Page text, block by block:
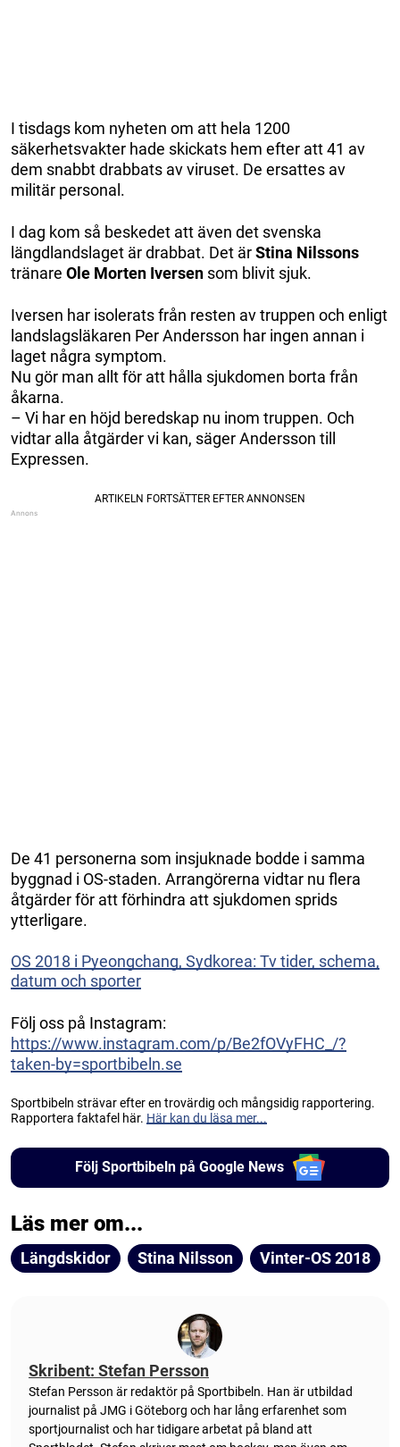
I tisdags kom nyheten om att hela 1200
säkerhetsvakter hade skickats hem efter att 41 av
dem snabbt drabbats av viruset. De ersattes av
militär personal.
I dag kom så beskedet att även det svenska
längdlandslaget är drabbat. Det ärStina Nilssons
tränare Ole Morten Iversen som blivit sjuk.
Iversen har isolerats från resten av truppen och enligt
landslagsläkaren Per Andersson har ingen annan i
laget några symptom.
Nu gör man allt för att hålla sjukdomen borta från
åkarna.
– Vi har en höjd beredskap nu inom truppen. Och
vidtar alla åtgärder vi kan, säger Andersson till
Expressen.
De 41 personerna som insjuknade bodde i samma
byggnad i OS-staden. Arrangörerna vidtar nu flera
åtgärder för att förhindra att sjukdomen sprids
ytterligare.
OS 2018 i Pyeongchang, Sydkorea: Tv tider, schema,
datum och sporter
Följ oss på Instagram:
https://www.instagram.com/p/Be2fOVyFHC_/?
taken-by=sportbibeln.se
Sportbibeln strävar efter en trovärdig och mångsidig rapportering.
Rapportera faktafel här. Här kan du läsa mer...
Följ Sportbibeln på Google News
Läs mer om...
Längdskidor Stina Nilsson Vinter-OS 2018
Skribent: Stefan Persson
Stefan Persson är redaktör på Sportbibeln. Han är utbildad
journalist på JMG i Göteborg och har lång erfarenhet som
sportjournalist och har tidigare arbetat på bland att